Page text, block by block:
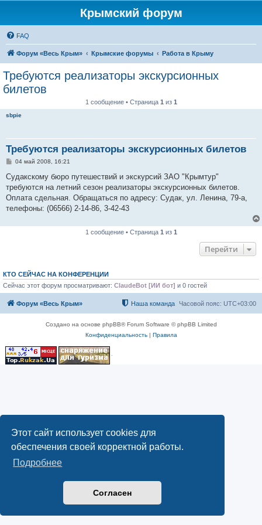
Этот сайт использует cookies для
обеспечения своей корректной работы.
Подробнее
Согласен
Крымский форум
FAQ
Форум «Весь Крым» Крымские форумы Работа в Крыму
Требуются реализаторы экскурсионных
билетов
1 сообщение • Страница 1 из 1
sbpie
Требуются реализаторы экскурсионных билетов
С
о
б
щ
е
и
04 май 2008, 16:21
Судакскому бюро путешествий и экскурсий ЗАО "Крымтур"
требуются на летний сезон реализаторы экскурсионных билетов.
Оплата сдельная. Обращаться по адресу: Судак, ул. Ленина, 79-а,
телефоны: (06566) 2-14-86, 3-42-43
1 сообщение • Страница 1 из 1
Перейти
КТО СЕЙЧАС НА КОНФЕРЕНЦИИ
Сейчас этот форум просматривают: ClaudeBot [ИИ бот] и 0 гостей
Форум «Весь Крым» Часовой пояс: UTC+03:00
Наша команда
Создано на основе phpBB® Forum Software © phpBB Limited
Конфиденциальность| Правила